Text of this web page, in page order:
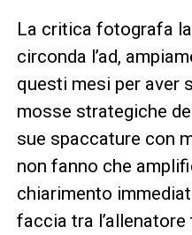
La critica fotografa
circonda l’ad,
questi mesi per aver
mosse strategiche
sue spaccature con
non fanno che
chiarimento
faccia tra